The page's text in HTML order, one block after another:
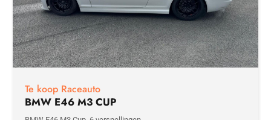
Te koop Raceauto
BMW E46 M3 CUP